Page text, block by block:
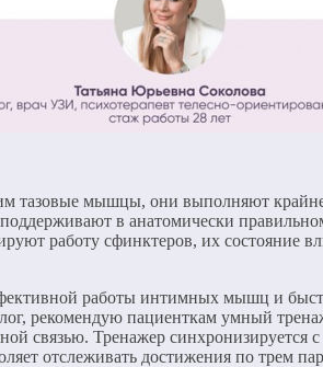
тазовые мышцы, они выполняют
в анатомически
работу сфинктеров, их состояние
работы интимных мышц и
рекомендую пациенткам умный
связью. Тренажер синхронизируется
отслеживать достижения по трем